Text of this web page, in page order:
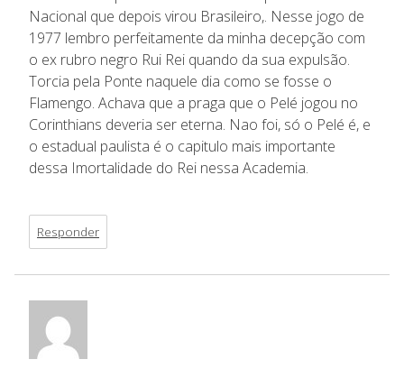
Nacional que depois virou Brasileiro,. Nesse jogo de
1977 lembro perfeitamente da minha decepção com
o ex rubro negro Rui Rei quando da sua expulsão.
Torcia pela Ponte naquele dia como se fosse o
Flamengo. Achava que a praga que o Pelé jogou no
Corinthians deveria ser eterna. Nao foi, só o Pelé é, e
o estadual paulista é o capitulo mais importante
dessa Imortalidade do Rei nessa Academia.
Responder